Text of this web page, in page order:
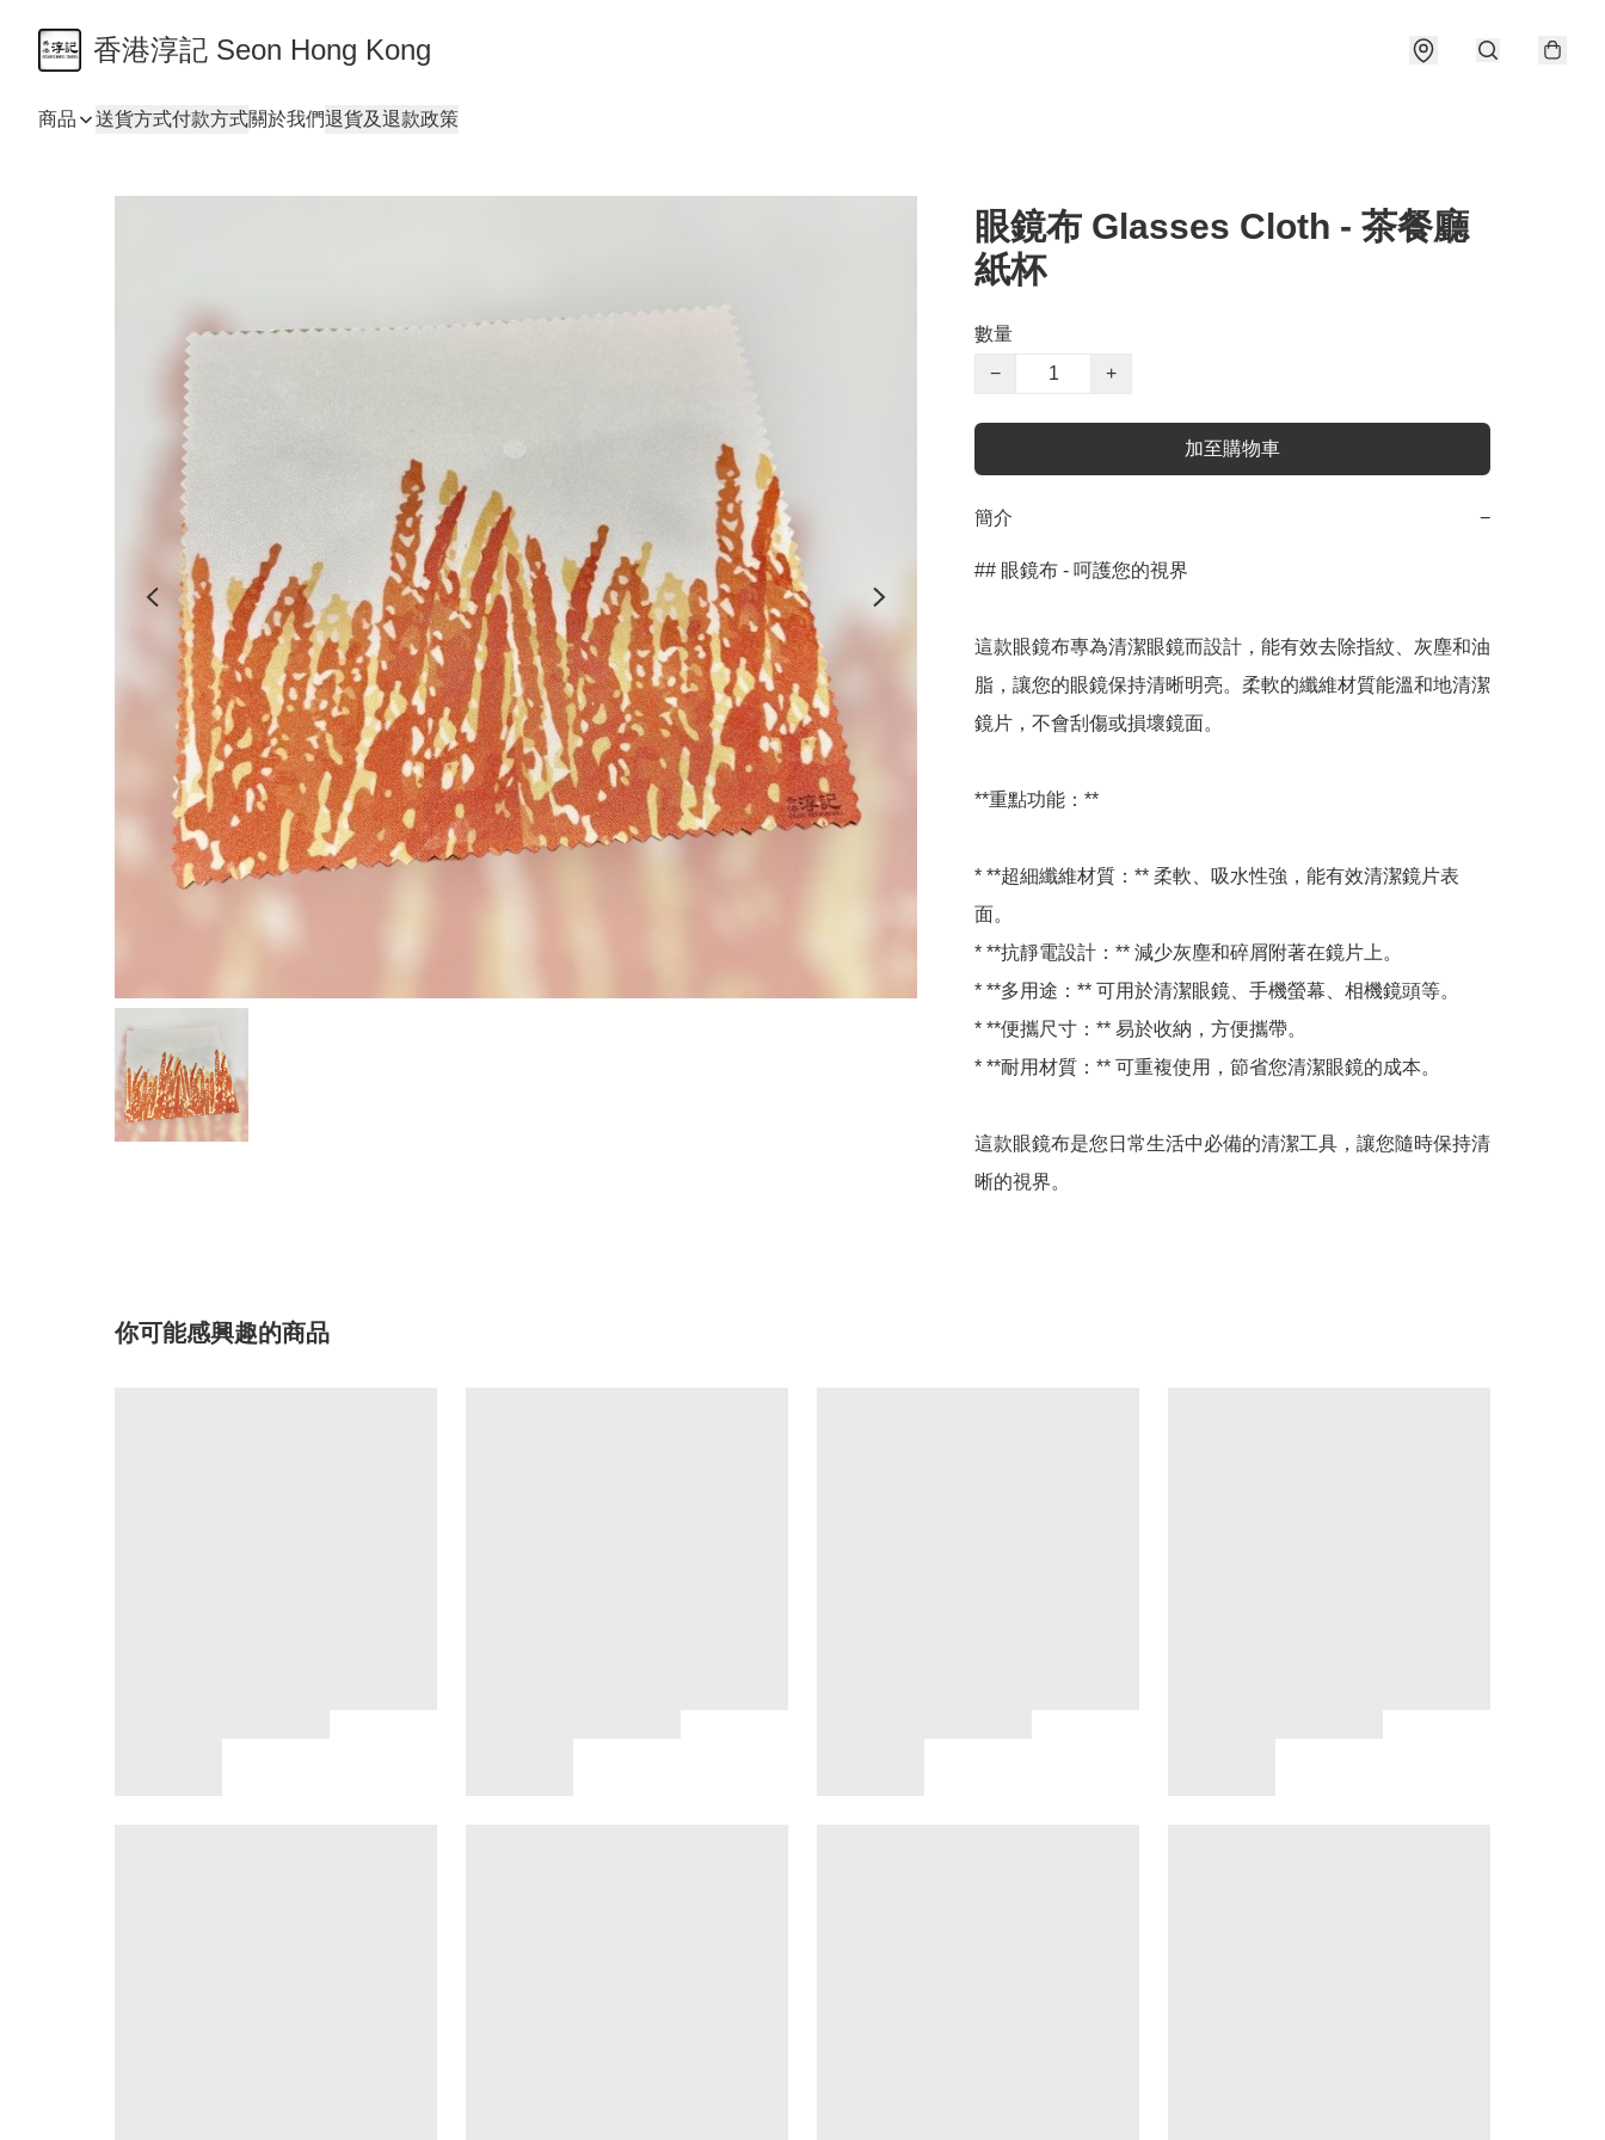
香港淳記 Seon Hong Kong
商品 送貨方式付款方式關於我們退貨及退款政策
眼鏡布 Glasses Cloth - 茶餐廳
紙杯
數量
−
+
加至購物車
簡介 −
## 眼鏡布 - 呵護您的視界
這款眼鏡布專為清潔眼鏡而設計，能有效去除指紋、灰塵和油
脂，讓您的眼鏡保持清晰明亮。柔軟的纖維材質能溫和地清潔
鏡片，不會刮傷或損壞鏡面。
**重點功能：**
* **超細纖維材質：** 柔軟、吸水性強，能有效清潔鏡片表
面。
* **抗靜電設計：** 減少灰塵和碎屑附著在鏡片上。
* **多用途：** 可用於清潔眼鏡、手機螢幕、相機鏡頭等。
* **便攜尺寸：** 易於收納，方便攜帶。
* **耐用材質：** 可重複使用，節省您清潔眼鏡的成本。
這款眼鏡布是您日常生活中必備的清潔工具，讓您隨時保持清
晰的視界。
你可能感興趣的商品